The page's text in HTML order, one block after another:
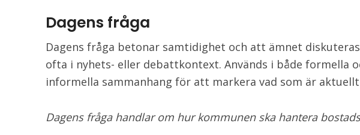
Dagens fråga
Dagens fråga betonar samtidighet och att ämnet
ofta i nyhets- eller debattkontext. Används i både formella
informella sammanhang för att markera vad som är
Dagens fråga handlar om hur kommunen ska hantera